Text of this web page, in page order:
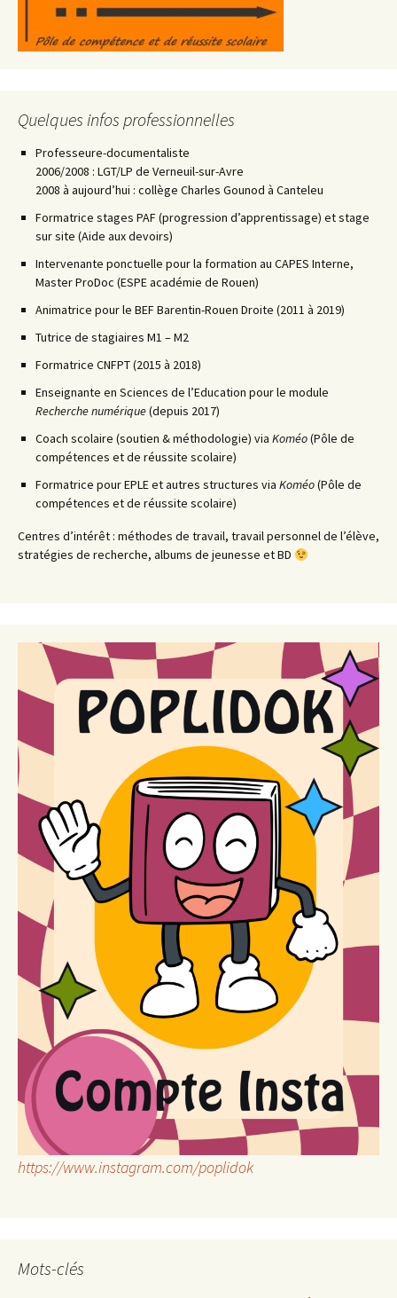
Quelques infos professionnelles
Professeure-documentaliste
2006/2008 : LGT/LP de Verneuil-sur-Avre
2008 à aujourd’hui : collège Charles Gounod à Canteleu
Formatrice stages PAF (progression d’apprentissage) et stage
sur site (Aide aux devoirs)
Intervenante ponctuelle pour la formation au CAPES Interne,
Master ProDoc (ESPE académie de Rouen)
Animatrice pour le BEF Barentin-Rouen Droite (2011 à 2019)
Tutrice de stagiaires M1 – M2
Formatrice CNFPT (2015 à 2018)
Enseignante en Sciences de l’Education pour le module
Recherche numérique(depuis 2017)
Coach scolaire (soutien & méthodologie) via Koméo(Pôle de
compétences et de réussite scolaire)
Formatrice pour EPLE et autres structures via Koméo(Pôle de
compétences et de réussite scolaire)
Centres d’intérêt : méthodes de travail, travail personnel de l’élève,
stratégies de recherche, albums de jeunesse et BD
https://www.instagram.com/poplidok
Mots-clés